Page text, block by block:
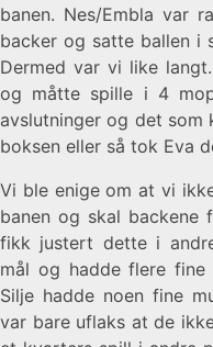
banen. Nes/Embla var
backer og satte ballen i
Dermed var vi like
og måtte spille i 4
avslutninger og det
boksen eller så tok Eva
Vi ble enige om at vi
banen og skal backene
fikk justert dette i
mål og hadde flere fine
Silje hadde noen fine
var bare uflaks at de